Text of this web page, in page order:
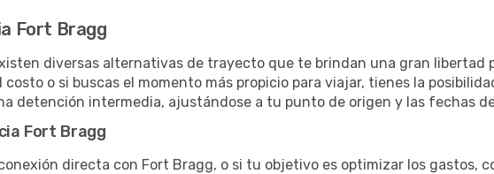
Fort Bragg
diversas alternativas de trayecto que te brindan una gran libertad
o si buscas el momento más propicio para viajar, tienes la
detención intermedia, ajustándose a tu punto de origen y las fechas
Fort Bragg
directa con Fort Bragg, o si tu objetivo es optimizar los gastos,